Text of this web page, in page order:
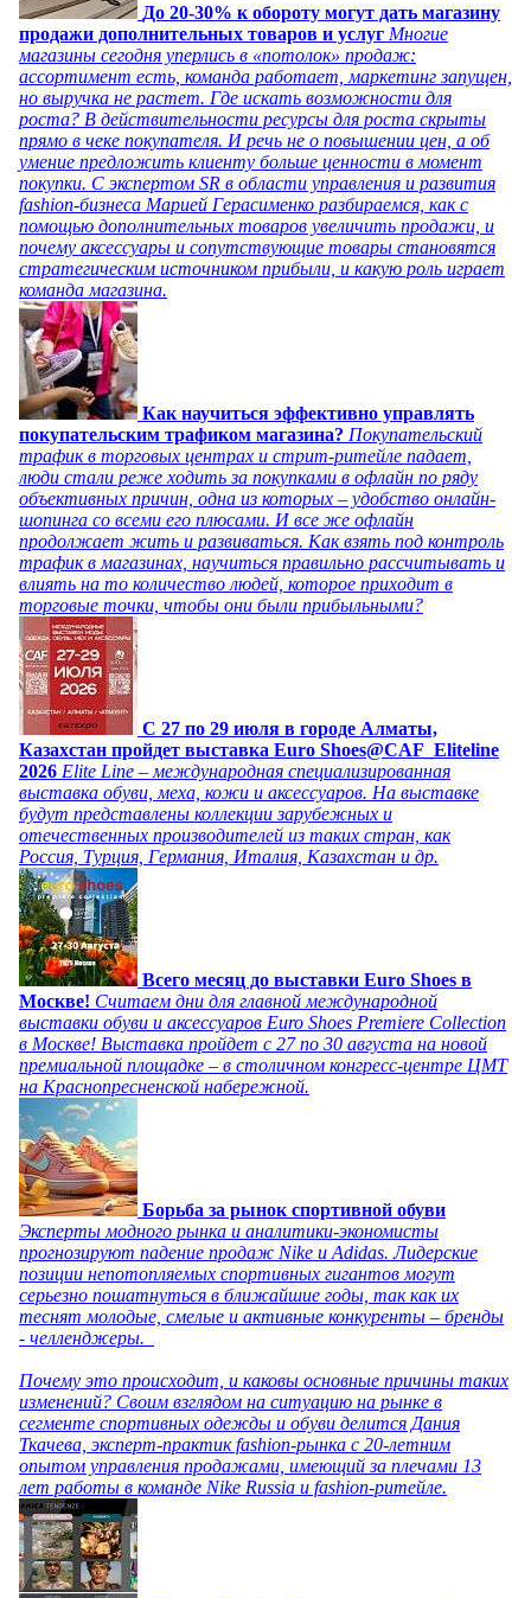
До 20-30% к обороту могут дать магазину
продажи дополнительных товаров и услуг Многие
магазины сегодня уперлись в «потолок» продаж:
ассортимент есть, команда работает, маркетинг запущен,
но выручка не растет. Где искать возможности для
роста? В действительности ресурсы для роста скрыты
прямо в чеке покупателя. И речь не о повышении цен, а об
умение предложить клиенту больше ценности в момент
покупки. С экспертом SR в области управления и развития
fashion-бизнеса Марией Герасименко разбираемся, как с
помощью дополнительных товаров увеличить продажи, и
почему аксессуары и сопутствующие товары становятся
стратегическим источником прибыли, и какую роль играет
команда магазина.
Как научиться эффективно управлять
покупательским трафиком магазина? Покупательский
трафик в торговых центрах и стрит-ритейле падает,
люди стали реже ходить за покупками в офлайн по ряду
объективных причин, одна из которых – удобство онлайн-
шопинга со всеми его плюсами. И все же офлайн
продолжает жить и развиваться. Как взять под контроль
трафик в магазинах, научиться правильно рассчитывать и
влиять на то количество людей, которое приходит в
торговые точки, чтобы они были прибыльными?
C 27 по 29 июля в городе Алматы,
Казахстан пройдет выставка Euro Shoes@CAF_Eliteline
2026 Elite Line – международная специализированная
выставка обуви, меха, кожи и аксессуаров. На выставке
будут представлены коллекции зарубежных и
отечественных производителей из таких стран, как
Россия, Турция, Германия, Италия, Казахстан и др.
Всего месяц до выставки Euro Shoes в
Москве! Считаем дни для главной международной
выставки обуви и аксессуаров Euro Shoes Premiere Collection
в Москве! Выставка пройдет с 27 по 30 августа на новой
премиальной площадке – в столичном конгресс-центре ЦМТ
на Краснопресненской набережной.
Борьба за рынок спортивной обуви
Эксперты модного рынка и аналитики-экономисты
прогнозируют падение продаж Nike и Adidas. Лидерские
позиции непотопляемых спортивных гигантов могут
серьезно пошатнуться в ближайшие годы, так как их
теснят молодые, смелые и активные конкуренты – бренды
- челленджеры.
Почему это происходит, и каковы основные причины таких
изменений? Своим взглядом на ситуацию на рынке в
сегменте спортивных одежды и обуви делится Дания
Ткачева, эксперт-практик fashion-рынка с 20-летним
опытом управления продажами, имеющий за плечами 13
лет работы в команде Nike Russia и fashion-ритейле.